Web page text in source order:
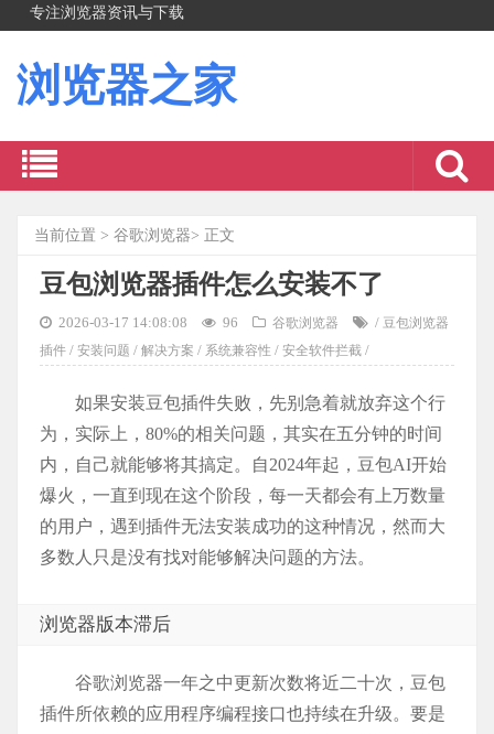
专注浏览器资讯与下载
浏览器之家
当前位置 > 谷歌浏览器> 正文
豆包浏览器插件怎么安装不了
2026-03-17 14:08:08 96 谷歌浏览器 / 豆包浏览器
插件 / 安装问题 / 解决方案 / 系统兼容性 / 安全软件拦截 /
如果安装豆包插件失败，先别急着就放弃这个行
为，实际上，80%的相关问题，其实在五分钟的时间
内，自己就能够将其搞定。自2024年起，豆包AI开始
爆火，一直到现在这个阶段，每一天都会有上万数量
的用户，遇到插件无法安装成功的这种情况，然而大
多数人只是没有找对能够解决问题的方法。
浏览器版本滞后
谷歌浏览器一年之中更新次数将近二十次，豆包
插件所依赖的应用程序编程接口也持续在升级。要是